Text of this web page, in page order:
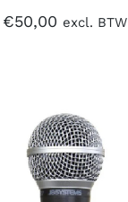
€50,00 excl. BTW